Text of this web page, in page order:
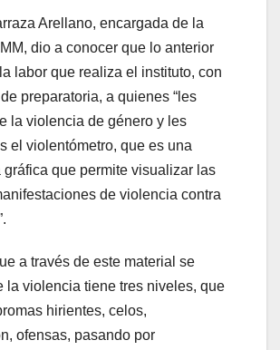
Arellano, encargada de la
dio a conocer que lo anterior
labor que realiza el instituto, con
preparatoria, a quienes “les
la violencia de género y les
el violentómetro, que es una
gráfica que permite visualizar las
de violencia contra
a través de este material se
la violencia tiene tres niveles, que
hirientes, celos,
ofensas, pasando por